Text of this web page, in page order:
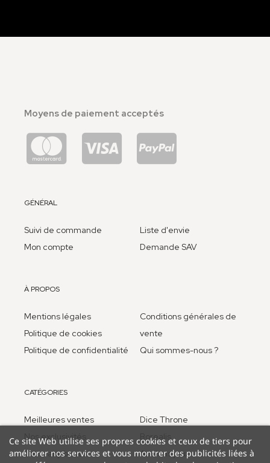
Moyens de paiement acceptés
GÉNÉRAL
Suivi de commande
Mon compte
Liste d'envie
Demande SAV
À PROPOS
Mentions légales
Politique de cookies
Politique de confidentialité
Conditions générales de
vente
Qui sommes-nous ?
CATÉGORIES
Meilleures ventes
Nos exclusivités
Too many bones
Dice Throne
Borealis
Anciens jeux
Ce site Web utilise ses propres cookies et ceux de tiers pour
améliorer nos services et vous montrer des publicités liées à